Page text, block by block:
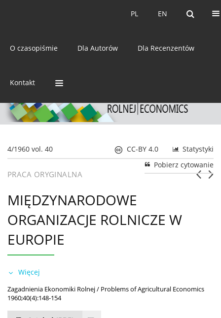
EN
PL EN
PL
O czasopiśmie Dla Autorów Dla Recenzentów
Kontakt
ISSN: 0044-1600
4/1960 vol. 40 Statystyki
CC-BY 4.0
Pobierz cytowanie
PRACA ORYGINALNA
MIĘDZYNARODOWE
ORGANIZACJE ROLNICZE W
EUROPIE
Więcej
Zagadnienia Ekonomiki Rolnej / Problems of Agricultural Economics
1960;40(4):148-154